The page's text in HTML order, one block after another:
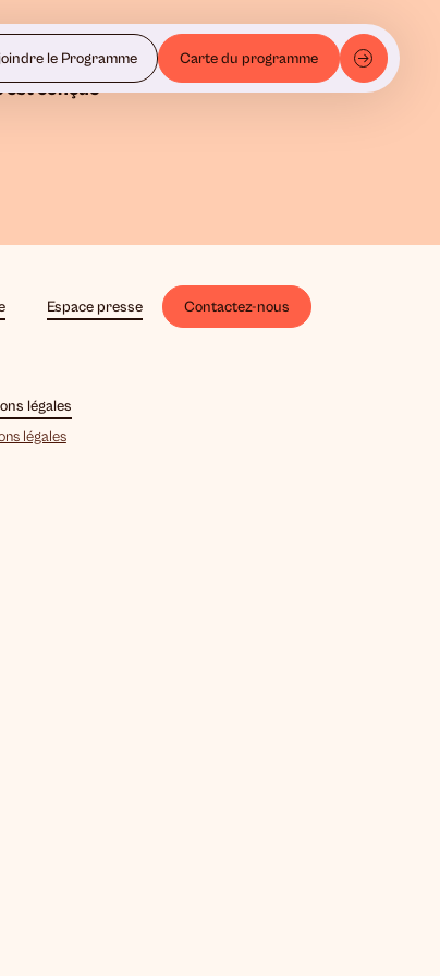
le Programme Carte du programme
est conçue
Espace presse Contactez-nous
légales
légales